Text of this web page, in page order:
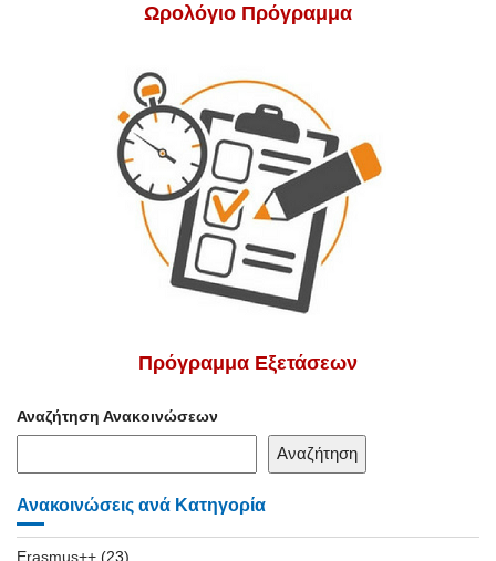
Ωρολόγιο Πρόγραμμα
Πρόγραμμα Εξετάσεων
Αναζήτηση Ανακοινώσεων
Αναζήτηση
Ανακοινώσεις ανά Κατηγορία
Erasmus++ (23)